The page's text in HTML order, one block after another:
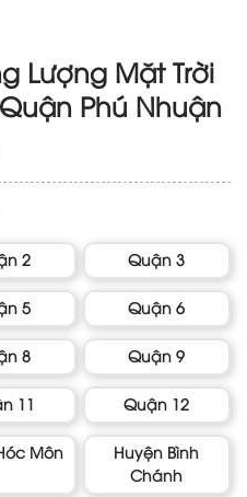
Lượng Mặt Trời
Phú Nhuận
2 Quận 3
5 Quận 6
8 Quận 9
11 Quận 12
Môn
Huyện Bình
Chánh